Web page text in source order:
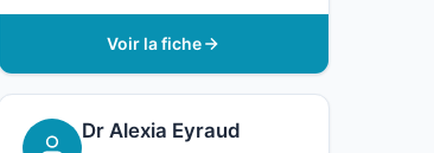
Voir la fiche
Dr Alexia Eyraud